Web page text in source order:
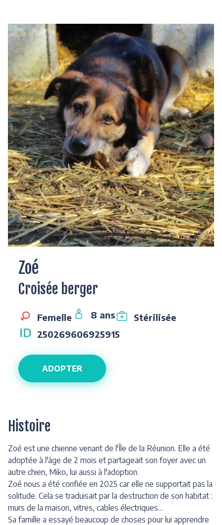
Zoé
Croisée berger
Femelle 8 ans
Stérilisée
250269606925915
ADOPTER
Histoire
Zoé est une chienne venant de l'Île de la Réunion. Elle a été
adoptée à l'âge de 2 mois et partageait son foyer avec un
autre chien, Miko, lui aussi à l'adoption.
Zoé nous a été confiée en 2025 car elle ne supportait pas la
solitude. Cela se traduisait par la destruction de son habitat :
murs de la maison, vitres, cables électriques...
Sa famille a essayé beaucoup de choses pour lui apprendre